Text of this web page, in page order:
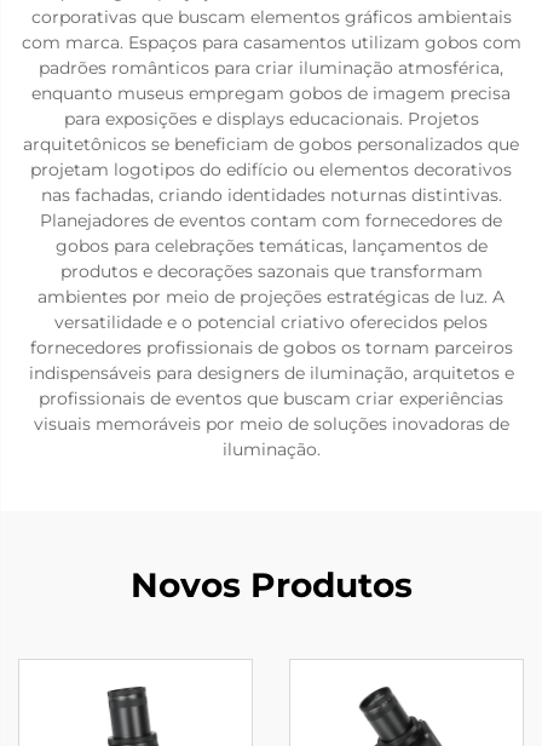
corporativas que buscam elementos gráficos ambientais
com marca. Espaços para casamentos utilizam gobos com
padrões românticos para criar iluminação atmosférica,
enquanto museus empregam gobos de imagem precisa
para exposições e displays educacionais. Projetos
arquitetônicos se beneficiam de gobos personalizados que
projetam logotipos do edifício ou elementos decorativos
nas fachadas, criando identidades noturnas distintivas.
Planejadores de eventos contam com fornecedores de
gobos para celebrações temáticas, lançamentos de
produtos e decorações sazonais que transformam
ambientes por meio de projeções estratégicas de luz. A
versatilidade e o potencial criativo oferecidos pelos
fornecedores profissionais de gobos os tornam parceiros
indispensáveis para designers de iluminação, arquitetos e
profissionais de eventos que buscam criar experiências
visuais memoráveis por meio de soluções inovadoras de
iluminação.
Novos Produtos